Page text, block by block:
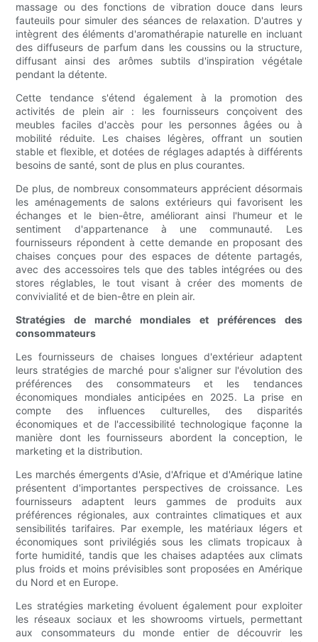
massage ou des fonctions de vibration douce dans leurs
fauteuils pour simuler des séances de relaxation. D'autres y
intègrent des éléments d'aromathérapie naturelle en incluant
des diffuseurs de parfum dans les coussins ou la structure,
diffusant ainsi des arômes subtils d'inspiration végétale
pendant la détente.
Cette tendance s'étend également à la promotion des
activités de plein air : les fournisseurs conçoivent des
meubles faciles d'accès pour les personnes âgées ou à
mobilité réduite. Les chaises légères, offrant un soutien
stable et flexible, et dotées de réglages adaptés à différents
besoins de santé, sont de plus en plus courantes.
De plus, de nombreux consommateurs apprécient désormais
les aménagements de salons extérieurs qui favorisent les
échanges et le bien-être, améliorant ainsi l'humeur et le
sentiment d'appartenance à une communauté. Les
fournisseurs répondent à cette demande en proposant des
chaises conçues pour des espaces de détente partagés,
avec des accessoires tels que des tables intégrées ou des
stores réglables, le tout visant à créer des moments de
convivialité et de bien-être en plein air.
Stratégies de marché mondiales et préférences des
consommateurs
Les fournisseurs de chaises longues d'extérieur adaptent
leurs stratégies de marché pour s'aligner sur l'évolution des
préférences des consommateurs et les tendances
économiques mondiales anticipées en 2025. La prise en
compte des influences culturelles, des disparités
économiques et de l'accessibilité technologique façonne la
manière dont les fournisseurs abordent la conception, le
marketing et la distribution.
Les marchés émergents d'Asie, d'Afrique et d'Amérique latine
présentent d'importantes perspectives de croissance. Les
fournisseurs adaptent leurs gammes de produits aux
préférences régionales, aux contraintes climatiques et aux
sensibilités tarifaires. Par exemple, les matériaux légers et
économiques sont privilégiés sous les climats tropicaux à
forte humidité, tandis que les chaises adaptées aux climats
plus froids et moins prévisibles sont proposées en Amérique
du Nord et en Europe.
Les stratégies marketing évoluent également pour exploiter
les réseaux sociaux et les showrooms virtuels, permettant
aux consommateurs du monde entier de découvrir les